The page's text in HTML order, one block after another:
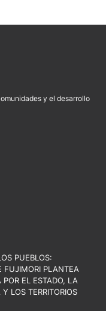
y el desarrollo
PUEBLOS:
FUJIMORI PLANTEA
POR EL ESTADO, LA
LOS TERRITORIOS